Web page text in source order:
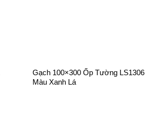
Gạch 100×300 Ốp Tường LS1306
Màu Xanh Lá